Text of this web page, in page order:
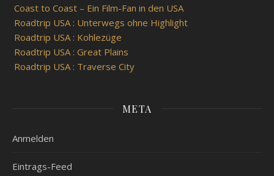
Coast to Coast – Ein Film-Fan in den USA
Roadtrip USA : Unterwegs ohne Highlight
Roadtrip USA : Kohlezüge
Roadtrip USA : Great Plains
Roadtrip USA : Traverse City
META
Anmelden
Eintrags-Feed